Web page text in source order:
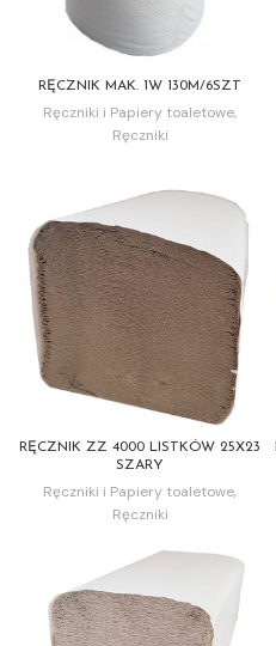
RĘCZNIK MAK. 1W 130M/6SZT
Ręczniki i Papiery toaletowe,
Ręczniki
RĘCZNIK ZZ 4000 LISTKÓW 25X23
SZARY
Ręczniki i Papiery toaletowe,
Ręczniki